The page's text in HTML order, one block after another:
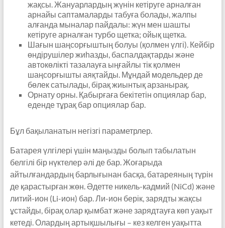
жақсы. Жануарлардың жүнін кетіруге арналған
арнайы саптамаларды табуға болады, жалпы
алғанда мыналар пайдалы: жүн мен шашты
кетіруге арналған турбо щетка; ойық щетка.
Шағын шаңсорғыштың болуы (қолмен үлгі). Кейбір
өндірушілер жиһазды, баспалдақтарды және
автокөлікті тазалауға ыңғайлы тік қолмен
шаңсорғышты аяқтайды. Мұндай модельдер де
бөлек сатылады, бірақ жиынтық арзанырақ.
Орнату орны. Қабырғаға бекітетін опциялар бар,
еденде тұрақ бар опциялар бар.
Бұл бақыланатын негізгі параметрлер.
Батарея үлгілері үшін маңызды болып табылатын
белгілі бір нүктелер әлі де бар. Жоғарыда
айтылғандардың барлығынан басқа, батареяның түрін
де қарастырған жөн. Әдетте никель-кадмий (NiCd) және
литий-ион (Li-ион) бар. Ли-ион берік, зарядты жақсы
ұстайды, бірақ олар қымбат және зарядтауға көп уақыт
кетеді. Олардың артықшылығы – кез келген уақытта